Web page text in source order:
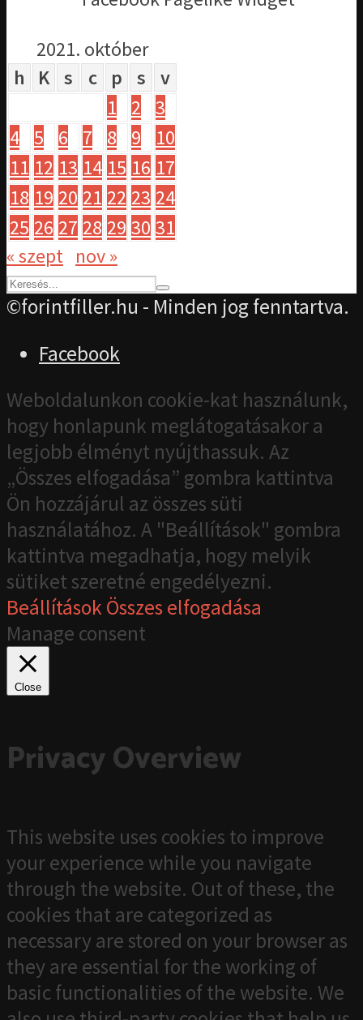
2021. október
h
K s c p s
v
1
2
3
4 5 6 7 8 9
10
11 12 13 14 15 16 17
18 19 20 21 22 23 24
25 26 27 28 29 30 31
« szept nov »
©forintfiller.hu - Minden jog fenntartva.
Facebook
Weboldalunkon cookie-kat használunk,
hogy honlapunk meglátogatásakor a
legjobb élményt nyújthassuk. Az
„Összes elfogadása” gombra kattintva
Ön hozzájárul az összes süti
használatához. A "Beállítások" gombra
kattintva megadhatja, hogy melyik
sütiket szeretné engedélyezni.
BeállításokÖsszes elfogadása
Manage consent
Close
Privacy Overview
This website uses cookies to improve
your experience while you navigate
through the website. Out of these, the
cookies that are categorized as
necessary are stored on your browser as
they are essential for the working of
basic functionalities of the website. We